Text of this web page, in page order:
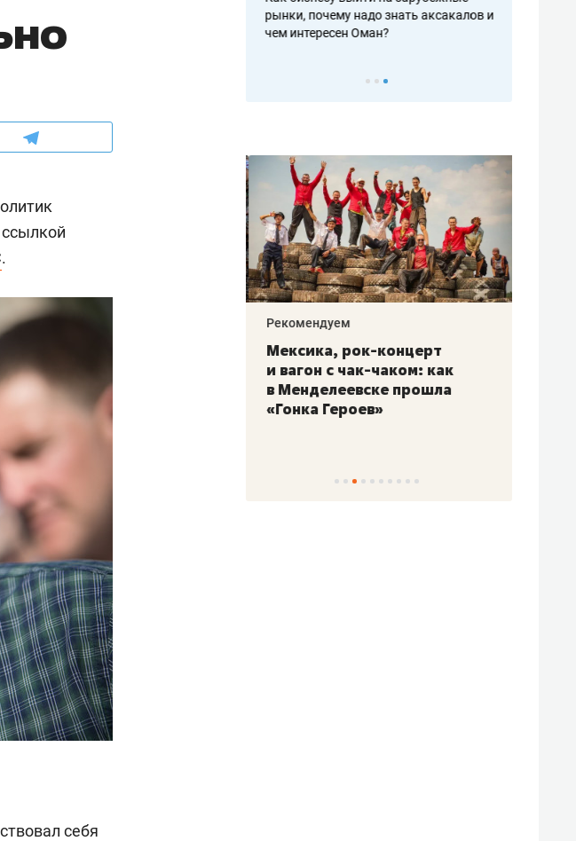
.
себя
налогах и развитии без кредитов
рынки, почему надо знать аксакалов и
чем интересен Оман?
работа
ментальным и физическим
состоянием как основа
антихрупких команд
Рекомендуем
Мексика, рок-концерт
и вагон с чак-чаком: как
в Менделеевске прошла
«Гонка Героев»